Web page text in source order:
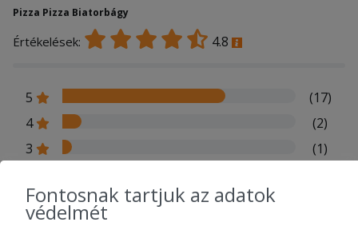
Pizza Pizza Biatorbágy
Értékelések: 4.8
5
(17)
4
(2)
3
(1)
1
Fontosnak tartjuk az adatok
védelmét